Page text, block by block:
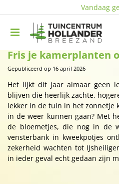
Vandaag
Fris je kamerplanten
Gepubliceerd op 16 april 2026
Het lijkt dit jaar almaar geen
blijven die heerlijk zachte,
lekker in de tuin in het zonnetje
in de weer kunnen gaan? Met
de bloemetjes, die nog in de
vensterbank in kweekpotjes
zekerheid wachten tot
in ieder geval echt gedaan zijn